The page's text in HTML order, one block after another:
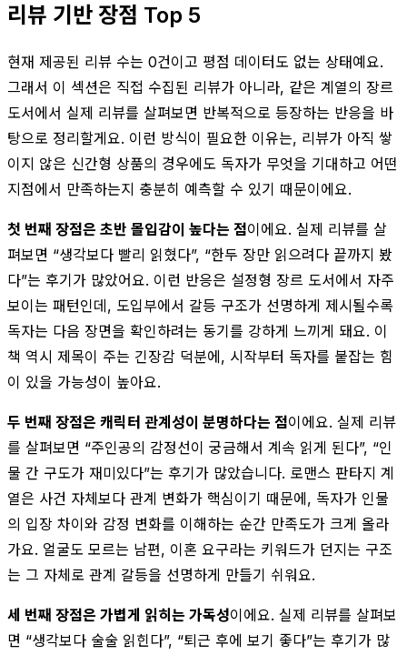
리뷰 기반 장점 Top 5
현재 제공된 리뷰 수는 0건이고 평점 데이터도 없는 상태예요.
그래서 이 섹션은 직접 수집된 리뷰가 아니라, 같은 계열의 장르
도서에서 실제 리뷰를 살펴보면 반복적으로 등장하는 반응을 바
탕으로 정리할게요. 이런 방식이 필요한 이유는, 리뷰가 아직 쌓
이지 않은 신간형 상품의 경우에도 독자가 무엇을 기대하고 어떤
지점에서 만족하는지 충분히 예측할 수 있기 때문이에요.
첫 번째 장점은 초반 몰입감이 높다는 점이에요. 실제 리뷰를 살
펴보면 “생각보다 빨리 읽혔다”, “한두 장만 읽으려다 끝까지 봤
다”는 후기가 많았어요. 이런 반응은 설정형 장르 도서에서 자주
보이는 패턴인데, 도입부에서 갈등 구조가 선명하게 제시될수록
독자는 다음 장면을 확인하려는 동기를 강하게 느끼게 돼요. 이
책 역시 제목이 주는 긴장감 덕분에, 시작부터 독자를 붙잡는 힘
이 있을 가능성이 높아요.
두 번째 장점은 캐릭터 관계성이 분명하다는 점이에요. 실제 리뷰
를 살펴보면 “주인공의 감정선이 궁금해서 계속 읽게 된다”, “인
물 간 구도가 재미있다”는 후기가 많았습니다. 로맨스 판타지 계
열은 사건 자체보다 관계 변화가 핵심이기 때문에, 독자가 인물
의 입장 차이와 감정 변화를 이해하는 순간 만족도가 크게 올라
가요. 얼굴도 모르는 남편, 이혼 요구라는 키워드가 던지는 구조
는 그 자체로 관계 갈등을 선명하게 만들기 쉬워요.
세 번째 장점은 가볍게 읽히는 가독성이에요. 실제 리뷰를 살펴보
면 “생각보다 술술 읽힌다”, “퇴근 후에 보기 좋다”는 후기가 많